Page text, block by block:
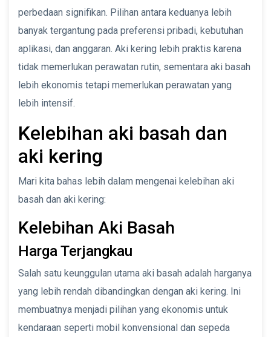
perbedaan signifikan. Pilihan antara keduanya lebih
banyak tergantung pada preferensi pribadi, kebutuhan
aplikasi, dan anggaran. Aki kering lebih praktis karena
tidak memerlukan perawatan rutin, sementara aki basah
lebih ekonomis tetapi memerlukan perawatan yang
lebih intensif.
Kelebihan aki basah dan
aki kering
Mari kita bahas lebih dalam mengenai kelebihan aki
basah dan aki kering:
Kelebihan Aki Basah
Harga Terjangkau
Salah satu keunggulan utama aki basah adalah harganya
yang lebih rendah dibandingkan dengan aki kering. Ini
membuatnya menjadi pilihan yang ekonomis untuk
kendaraan seperti mobil konvensional dan sepeda